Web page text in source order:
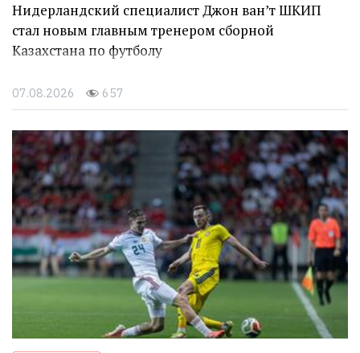
Нидерландский специалист Джон ван’т ШКИП
стал новым главным тренером сборной
Казахстана по футболу
07.08.2026 657